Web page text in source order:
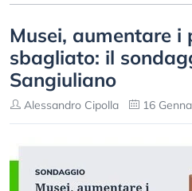
Musei, aumentare i
sbagliato: il
Sangiuliano
Alessandro Cipolla 16